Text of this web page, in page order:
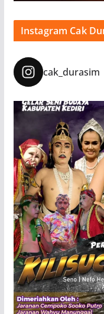
Instagram Cak
cak_durasim